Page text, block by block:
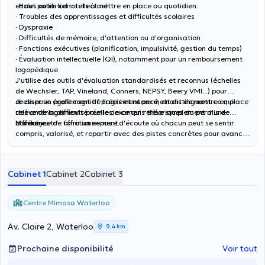
et des outils concrets à mettre en place au quotidien.
· Haut potentiel intellectuel
· Troubles des apprentissages et difficultés scolaires
· Dyspraxie
· Difficultés de mémoire, d'attention ou d'organisation
· Fonctions exécutives (planification, impulsivité, gestion du temps)
· Évaluation intellectuelle (QI), notamment pour un remboursement
logopédique
J'utilise des outils d'évaluation standardisés et reconnus (échelles
de Wechsler, TAP, Vineland, Conners, NEPSY, Beery VMI...) pour
dresser un profil cognitif précis et nuancé, en distinguant ce qui
relève de la difficulté réelle de ce qui relève simplement d'une
différence de fonctionnement.
Je dispose également de l'agrément permettant de mettre en place
des aménagements pour les examens théoriques du permis de
conduire.
Mon objectif : offrir un espace d'écoute où chacun peut se sentir
compris, valorisé, et repartir avec des pistes concrètes pour avancer
Cabinet 1Cabinet 2Cabinet 3
Centre Mimosa Waterloo
Av. Claire 2, Waterloo 9,4 km
Prochaine disponibilité Voir tout